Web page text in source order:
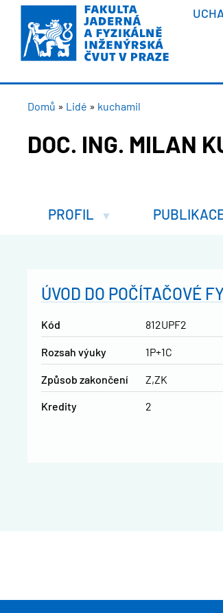
Přejít
hlavnímu
obsahu
DROBEČKOVÁ
Domů Lidé kuchamil
DOC. ING. MILAN
PROFIL
ÚVOD DO POČÍTAČOVÉ
Kód 812UPF2
Rozsah výuky 1P+1C
Způsob zakončení Z,ZK
Kredity 2